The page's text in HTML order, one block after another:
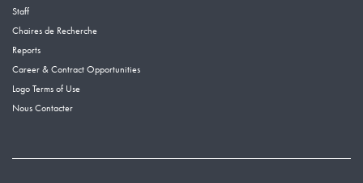
Staff
Chaires de Recherche
Reports
Career & Contract Opportunities
Logo Terms of Use
Nous Contacter